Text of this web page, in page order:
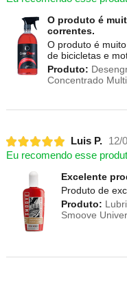
O produto é
correntes.
O produto é
de bicicletas e
Produto:
Concentrado
Luis P.
12/
Eu recomendo esse
Excelente
Produto de
Produto:
Smoove